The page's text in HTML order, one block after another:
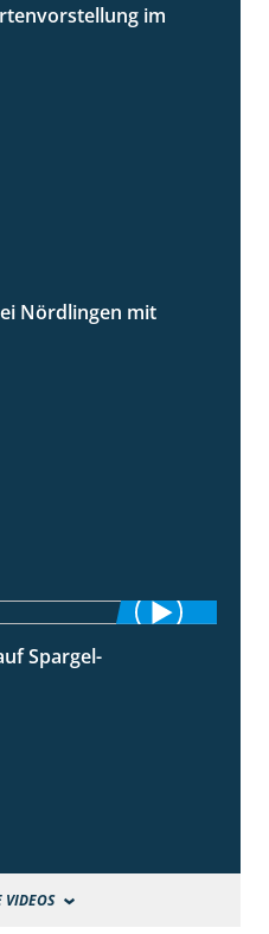
11:24
im
10:51
Nördlingen mit
Spargel-
VIDEOS